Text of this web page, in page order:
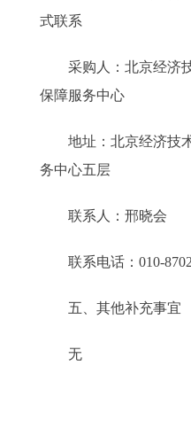
式联系
采购人：北京经济技
保障服务中心
地址：北京经济技术
务中心五层
联系人：邢晓会
联系电话：010-
五、其他补充事宜
无